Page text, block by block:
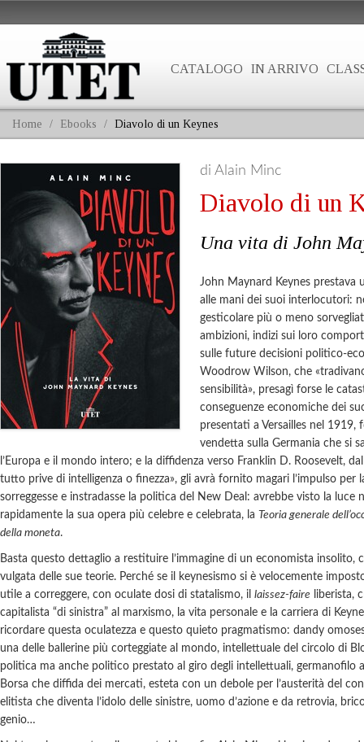
CATALOGO IN ARRIVO
Home / Ebooks / Diavolo di un Keynes
di Alain Minc
Diavolo di un
Una vita di John
John Maynard Keynes prestava
alle mani dei suoi interlocutori:
gesticolare più o meno
ambizioni, indizi sui loro
sulle future decisioni politico-
Woodrow Wilson, che
sensibilità», presagì forse le
conseguenze economiche dei
presentati a Versailles nel 1919,
vendetta sulla Germania che si
l’Europa e il mondo intero; e la diffidenza verso Franklin D. Roosevelt,
tutto prive di intelligenza o finezza», gli avrà fornito magari l’impulso per
sorreggesse e instradasse la politica del New Deal: avrebbe visto la luce
rapidamente la sua opera più celebre e celebrata, la Teoria generale
della moneta.
Basta questo dettaglio a restituire l’immagine di un economista insolito,
vulgata delle sue teorie. Perché se il keynesismo si è velocemente
utile a correggere, con oculate dosi di statalismo, il laissez-faire liberista,
capitalista “di sinistra” al marxismo, la vita personale e la carriera di
ricordare questa oculatezza e questo quieto pragmatismo: dandy
una delle ballerine più corteggiate al mondo, intellettuale del circolo di
politica ma anche politico prestato al giro degli intellettuali, germanofilo
Borsa che diffida dei mercati, esteta con un debole per l’austerità del
elitista che diventa l’idolo delle sinistre, uomo d’azione e da retrovia,
genio…